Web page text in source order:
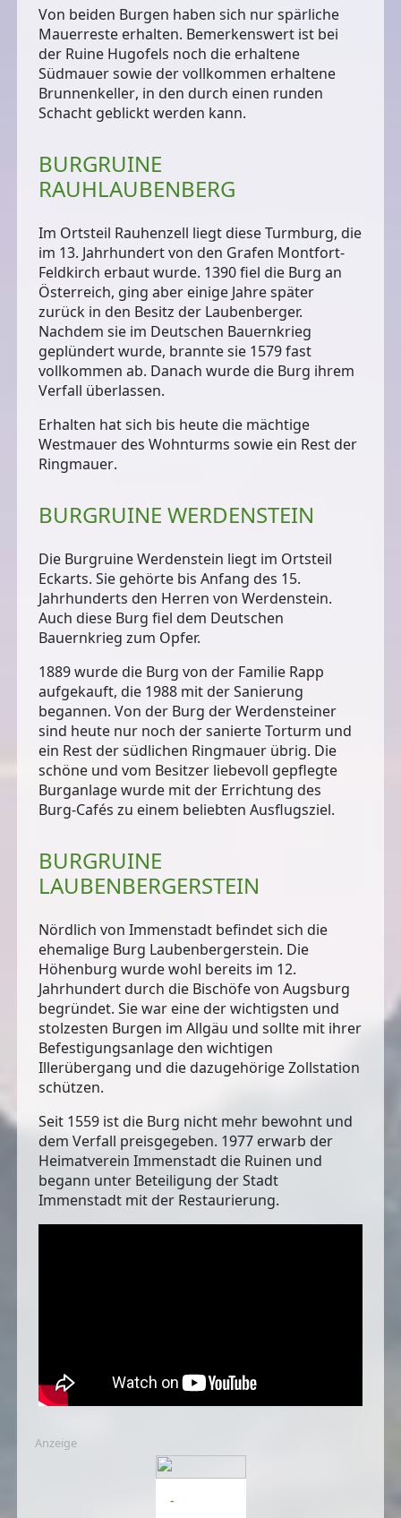
Von beiden Burgen haben sich nur spärliche
Mauerreste erhalten. Bemerkenswert ist bei
der Ruine Hugofels noch die erhaltene
Südmauersowieder vollkommen erhaltene
Brunnenkeller, in den durch einen runden
Schacht geblickt werden kann.
BURGRUINE
RAUHLAUBENBERG
Im Ortsteil Rauhenzell liegt dieseTurmburg, die
im 13. Jahrhundert von den Grafen Montfort-
Feldkirch erbaut wurde. 1390 fiel die Burg an
Österreich, ging aber einige Jahre später
zurück in den Besitz der Laubenberger.
Nachdem sie im Deutschen Bauernkrieg
geplündert wurde, brannte sie 1579 fast
vollkommen ab. Danach wurde die Burg ihrem
Verfall überlassen.
Erhalten hat sich bis heute die mächtige
Westmauer des Wohnturms sowie ein Rest der
Ringmauer.
BURGRUINE WERDENSTEIN
Die Burgruine Werdenstein liegt im Ortsteil
Eckarts. Sie gehörte bis Anfang des 15.
Jahrhunderts den Herren von Werdenstein.
Auch diese Burg fiel dem Deutschen
Bauernkrieg zum Opfer.
1889 wurde die Burg von der Familie Rapp
aufgekauft, die 1988 mit der Sanierung
begannen. Von der Burg der Werdensteiner
sind heute nur nochder sanierte Torturm und
ein Rest der südlichen Ringmauer übrig. Die
schöne und vom Besitzer liebevoll gepflegte
Burganlage wurde mit der Errichtung des
Burg-Cafés zu einem beliebten Ausflugsziel.
BURGRUINE
LAUBENBERGERSTEIN
Nördlich von Immenstadt befindet sich die
ehemalige Burg Laubenbergerstein. Die
Höhenburg wurde wohl bereits im 12.
Jahrhundert durch die Bischöfe von Augsburg
begründet. Sie war eine der wichtigsten und
stolzesten Burgen im Allgäu und sollte mit ihrer
Befestigungsanlage den wichtigen
Illerübergang und die dazugehörige Zollstation
schützen.
Seit 1559 ist die Burg nicht mehr bewohnt und
dem Verfall preisgegeben. 1977 erwarb der
Heimatverein Immenstadt die Ruinen und
begann unter Beteiligung der Stadt
Immenstadt mit der Restaurierung.
Anzeige
-